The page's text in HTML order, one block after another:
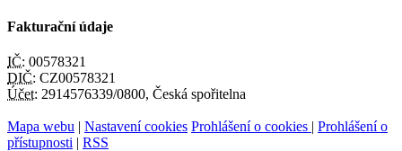
Fakturační údaje
IČ: 00578321
DIČ: CZ00578321
Účet: 2914576339/0800, Česká spořitelna
Mapa webu | Nastavení cookies Prohlášení o cookies | Prohlášení o
přístupnosti | RSS